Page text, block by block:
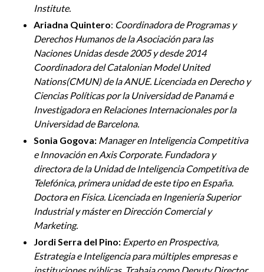
Institute.
Ariadna Quintero: Coordinadora de Programas y
Derechos Humanos de la Asociación para las
Naciones Unidas desde 2005 y desde 2014
Coordinadora del Catalonian Model United
Nations(CMUN) de la ANUE. Licenciada en Derecho y
Ciencias Políticas por la Universidad de Panamá e
Investigadora en Relaciones Internacionales por la
Universidad de Barcelona.
Sonia Gogova: Manager en Inteligencia Competitiva
e Innovación en Axis Corporate. Fundadora y
directora de la Unidad de Inteligencia Competitiva de
Telefónica, primera unidad de este tipo en España.
Doctora en Física. Licenciada en Ingeniería Superior
Industrial y máster en Dirección Comercial y
Marketing.
Jordi Serra del Pino: Experto en Prospectiva,
Estrategia e Inteligencia para múltiples empresas e